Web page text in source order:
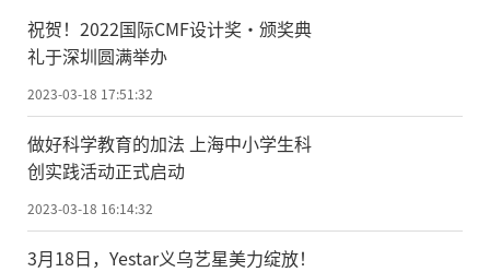
祝贺！2022国际CMF设计奖·颁奖典
礼于深圳圆满举办
2023-03-18 17:51:32
做好科学教育的加法 上海中小学生科
创实践活动正式启动
2023-03-18 16:14:32
3月18日，Yestar义乌艺星美力绽放！